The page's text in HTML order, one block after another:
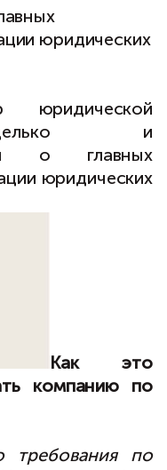
юридических
юридической
и
о главных
юридических
Как это
компанию по
требования по